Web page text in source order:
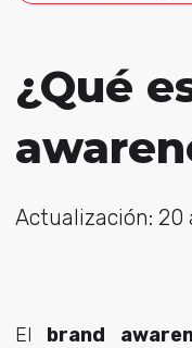
¿Qué
Actualización: 20
El brand